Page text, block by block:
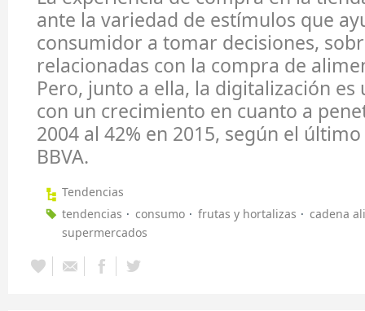
ante la variedad de estímulos que
consumidor a tomar decisiones,
relacionadas con la compra de
Pero, junto a ella, la digitalización es
con un crecimiento en cuanto a
2004 al 42% en 2015, según el
BBVA.
Tendencias
tendencias
consumo frutas y hortalizas
cadena
supermercados